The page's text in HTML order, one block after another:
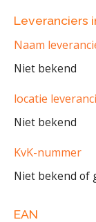
Leveranciers
Naam
Niet bekend
locatie
Niet bekend
KvK-nummer
Niet bekend of
EAN